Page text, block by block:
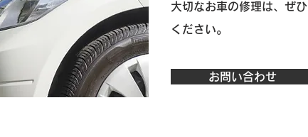
大切なお車の修理は、ぜ
ください。
お問い合わせ